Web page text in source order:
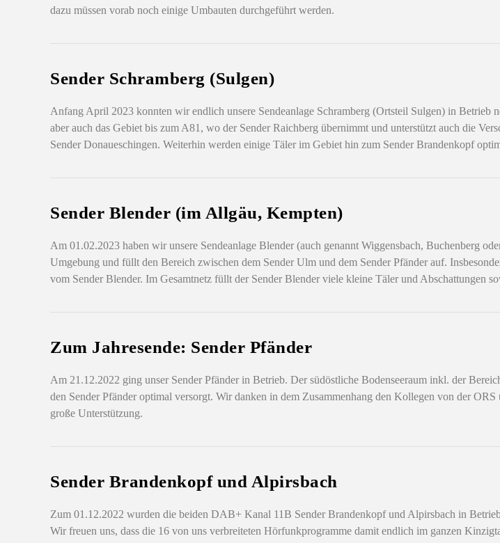
dazu müssen vorab noch einige Umbauten durchgeführt werden.
Sender Schramberg (Sulgen)
Anfang April 2023 konnten wir endlich unsere Sendeanlage Schramberg (Ortsteil Sulgen) in Betrieb
aber auch das Gebiet bis zum A81, wo der Sender Raichberg übernimmt und unterstützt auch die
Sender Donaueschingen. Weiterhin werden einige Täler im Gebiet hin zum Sender Brandenkopf
Sender Blender (im Allgäu, Kempten)
Am 01.02.2023 haben wir unsere Sendeanlage Blender (auch genannt Wiggensbach, Buchenberg
Umgebung und füllt den Bereich zwischen dem Sender Ulm und dem Sender Pfänder auf.
vom Sender Blender. Im Gesamtnetz füllt der Sender Blender viele kleine Täler und Abschattungen
Zum Jahresende: Sender Pfänder
Am 21.12.2022 ging unser Sender Pfänder in Betrieb. Der südöstliche Bodenseeraum inkl. der
den Sender Pfänder optimal versorgt. Wir danken in dem Zusammenhang den Kollegen von der
große Unterstützung.
Sender Brandenkopf und Alpirsbach
Zum 01.12.2022 wurden die beiden DAB+ Kanal 11B Sender Brandenkopf und Alpirsbach in
Wir freuen uns, dass die 16 von uns verbreiteten Hörfunkprogramme damit endlich im ganzen